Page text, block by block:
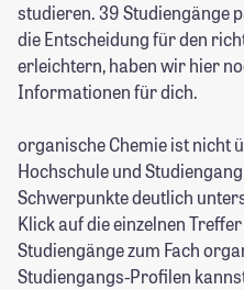
studieren. 39 Studiengänge
die Entscheidung für den
erleichtern, haben wir hier
Informationen für dich.
organische Chemie ist nicht
Hochschule und
Schwerpunkte deutlich
Klick auf die einzelnen
Studiengänge zum Fach
Studiengangs-Profilen